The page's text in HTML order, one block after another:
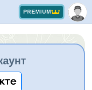
PREMIUM